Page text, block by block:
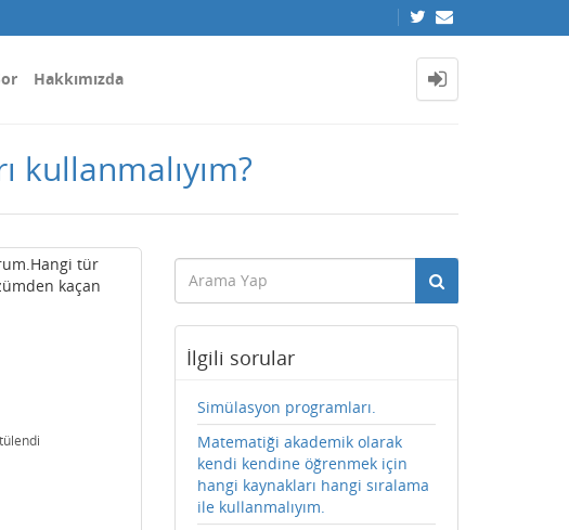
Hakkımızda
tür
kaçan
İlgili sorular
Simülasyon programları.
Matematiği akademik olarak
kendi kendine öğrenmek için
hangi kaynakları hangi sıralama
ile kullanmalıyım.